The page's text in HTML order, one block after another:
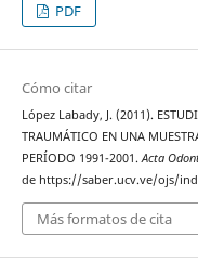
PDF
Cómo citar
López Labady, J. (2011).
TRAUMÁTICO EN UNA
PERÍODO 1991-2001.Acta
de https://saber.ucv.ve/ojs/
Más formatos de cita